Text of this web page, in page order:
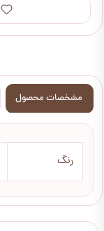
مشخصات محصول
رنگ